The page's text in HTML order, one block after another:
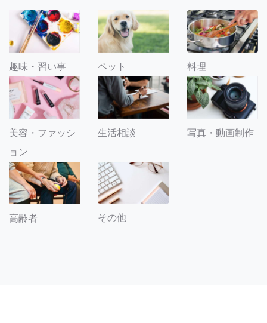
趣味・習い事 ペット 料理
美容・ファッシ
ョン
生活相談 写真・動画制作
高齢者 その他